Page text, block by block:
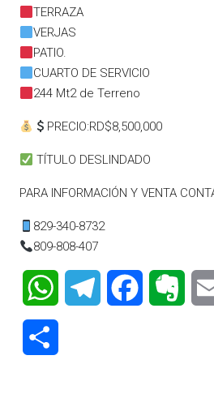
TERRAZA
VERJAS
PATIO.
CUARTO DE SERVICIO
244 Mt2 de Terreno
PRECIO:RD$8,500,000
TÍTULO DESLINDADO
PARA INFORMACIÓN Y VENTA
829-340-8732
809-808-407
WhatsAppTelegram Facebook